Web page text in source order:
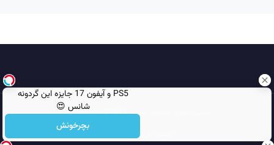
PS5 و آیفون 17 جایزه این گردونه
شانس 😍
بچرخونش
تمامی حقوق محفوظ است © 2026
مجله نورگرام
انجمن نورگرام